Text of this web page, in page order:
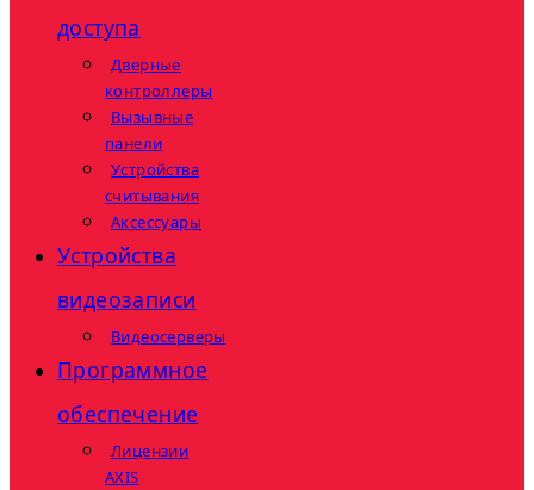
доступа
Дверные
контроллеры
Вызывные
панели
Устройства
считывания
Аксессуары
Устройства
видеозаписи
Видеосерверы
Программное
обеспечение
Лицензии
AXIS